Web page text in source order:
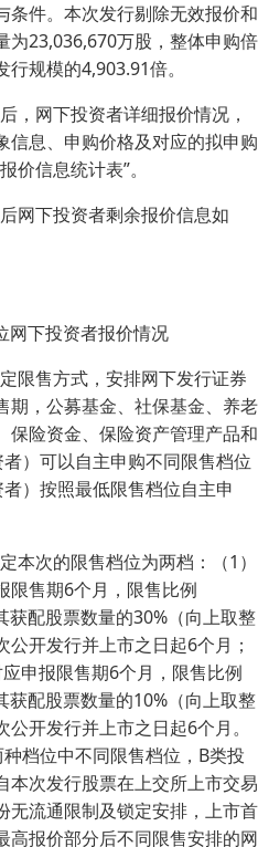
条件。本次发行剔除无效报价和
为23,036,670万股，整体申购倍
规模的4,903.91倍。
，网下投资者详细报价情况，
信息、申购价格及对应的拟申购
价信息统计表”。
网下投资者剩余报价信息如
网下投资者报价情况
限售方式，安排网下发行证券
期，公募基金、社保基金、养老
保险资金、保险资产管理产品和
）可以自主申购不同限售档位
）按照最低限售档位自主申
本次的限售档位为两档：（1）
限售期6个月，限售比例
获配股票数量的30%（向上取整
开发行并上市之日起6个月；
申报限售期6个月，限售比例
获配股票数量的10%（向上取整
开发行并上市之日起6个月。
档位中不同限售档位，B类投
本次发行股票在上交所上市交易
无流通限制及锁定安排，上市首
高报价部分后不同限售安排的网